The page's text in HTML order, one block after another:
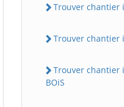
Trouver chantier
Trouver chantier
Trouver chantier
BOiS